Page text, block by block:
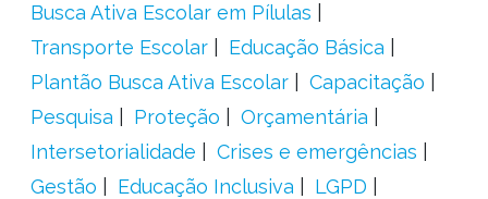
Busca Ativa Escolar em Pílulas
Transporte Escolar
Educação Básica
Plantão Busca Ativa Escolar
Capacitação
Pesquisa
Proteção
Orçamentária
Intersetorialidade
Crises e emergências
Gestão
Educação Inclusiva
LGPD